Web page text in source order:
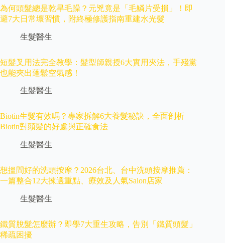
為何頭髮總是乾旱毛躁？元兇竟是「毛鱗片受損」！即
避7大日常壞習慣，附終極修護指南重建水光髮
生髮醫生
短髮叉用法完全教學：髮型師親授6大實用夾法，手殘黨
也能夾出蓬鬆空氣感！
生髮醫生
Biotin生髮有效嗎？專家拆解6大養髮秘訣，全面剖析
Biotin對頭髮的好處與正確食法
生髮醫生
想搵間好的洗頭按摩？2026台北、台中洗頭按摩推薦：
一篇整合12大揀選重點、療效及人氣Salon店家
生髮醫生
鐵質脫髮怎麼辦？即學7大重生攻略，告別「鐵質頭髮」
稀疏困擾